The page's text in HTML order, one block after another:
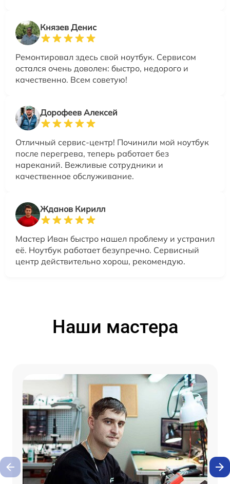
Князев Денис
Ремонтировал здесь свой ноутбук. Сервисом
остался очень доволен: быстро, недорого и
качественно. Всем советую!
Дорофеев Алексей
Отличный сервис-центр! Починили мой ноутбук
после перегрева, теперь работает без
нареканий. Вежливые сотрудники и
качественное обслуживание.
Жданов Кирилл
Мастер Иван быстро нашел проблему и устранил
её. Ноутбук работает безупречно. Сервисный
центр действительно хорош, рекомендую.
Наши мастера